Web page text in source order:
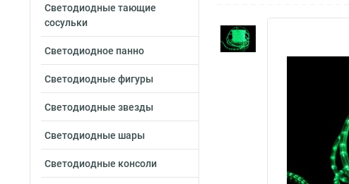
Светодиодные тающие
сосульки
Светодиодное панно
Светодиодные фигуры
Светодиодные звезды
Светодиодные шары
Светодиодные консоли